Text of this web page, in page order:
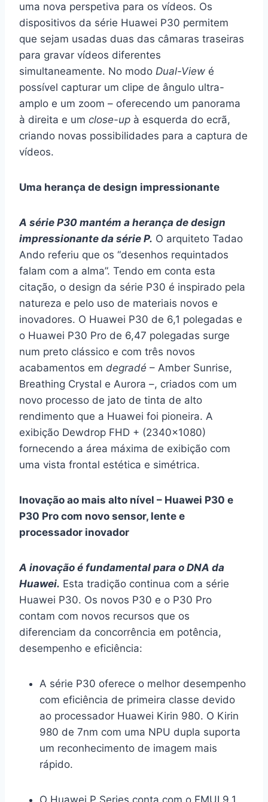
uma nova perspetiva para os vídeos. Os
dispositivos da série Huawei P30 permitem
que sejam usadas duas das câmaras traseiras
para gravar vídeos diferentes
simultaneamente. No modo Dual-View é
possível capturar um clipe de ângulo ultra-
amplo e um zoom – oferecendo um panorama
à direita e um close-up à esquerda do ecrã,
criando novas possibilidades para a captura de
vídeos.
Uma herança de design impressionante
A série P30 mantém a herança de design
impressionante da série P. O arquiteto Tadao
Ando referiu que os “desenhos requintados
falam com a alma”. Tendo em conta esta
citação, o design da série P30 é inspirado pela
natureza e pelo uso de materiais novos e
inovadores. O Huawei P30 de 6,1 polegadas e
o Huawei P30 Pro de 6,47 polegadas surge
num preto clássico e com três novos
acabamentos em degradé – Amber Sunrise,
Breathing Crystal e Aurora –, criados com um
novo processo de jato de tinta de alto
rendimento que a Huawei foi pioneira. A
exibição Dewdrop FHD + (2340×1080)
fornecendo a área máxima de exibição com
uma vista frontal estética e simétrica.
Inovação ao mais alto nível – Huawei P30 e
P30 Pro com novo sensor, lente e
processador inovador
A inovação é fundamental para o DNA da
Huawei. Esta tradição continua com a série
Huawei P30. Os novos P30 e o P30 Pro
contam com novos recursos que os
diferenciam da concorrência em potência,
desempenho e eficiência:
A série P30 oferece o melhor desempenho
com eficiência de primeira classe devido
ao processador Huawei Kirin 980. O Kirin
980 de 7nm com uma NPU dupla suporta
um reconhecimento de imagem mais
rápido.